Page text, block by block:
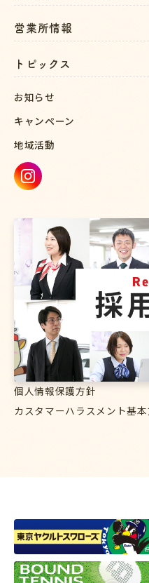
営業所情報
トピックス
お知らせ
キャンペーン
地域活動
個人情報保護方針
カスタマーハラスメント基本